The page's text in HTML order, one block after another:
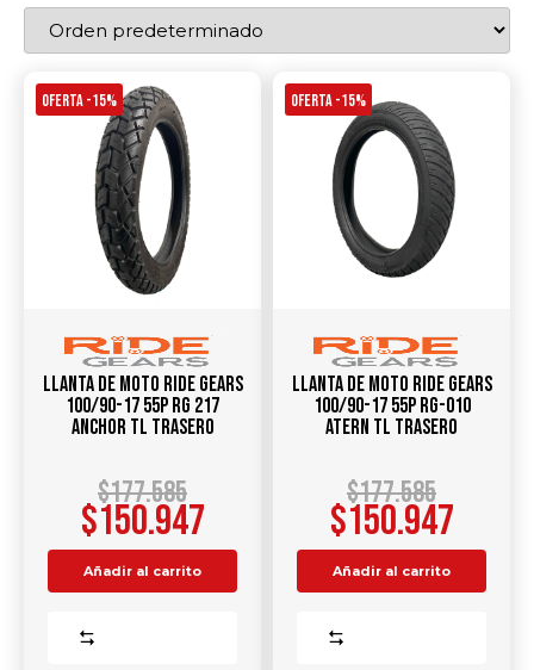
OFERTA -15%
Llanta de Moto RIDE GEARS
100/90-17 55P RG 217
ANCHOR TL TRASERO
$177.585
$150.947
Añadir al carrito
OFERTA -15%
Llanta de Moto RIDE GEARS
100/90-17 55P RG-010
ATERN TL TRASERO
$177.585
$150.947
Añadir al carrito